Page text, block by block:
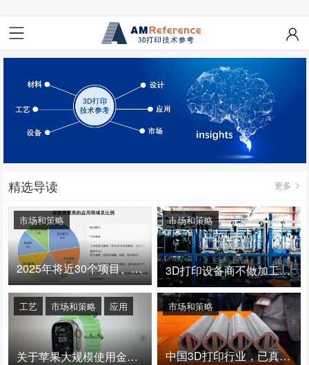
精选导读 更多
2025年将近30个项目、150亿投资：3D打印真的迎来爆发拐点了吗
市场和策略
3D打印设备商不做加工服务，就成了旁观者！
市场和策略
关于苹果大规模使用金属3D打印的思考
工艺 市场和策略 应用
中国3D打印行业，已真正进入爆发时代！
市场和策略